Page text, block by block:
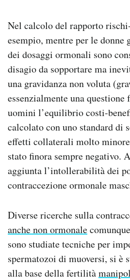
Nel calcolo del rapporto
esempio, mentre per le
dei dosaggi ormonali sono
disagio da sopportare ma
una gravidanza non voluta
essenzialmente una
uomini l’equilibrio costi-
calcolato con uno standard di
effetti collaterali molto
stato finora sempre negativo.
aggiunta l’intollerabilità dei
contraccezione ormonale
Diverse ricerche sulla
anche non ormonalecomunque
sono studiate tecniche per
spermatozoi di muoversi, si è
alla base della fertilità